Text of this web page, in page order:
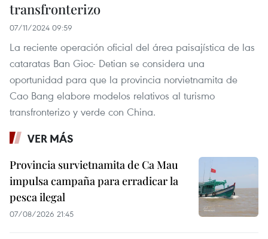
transfronterizo
07/11/2024 09:59
La reciente operación oficial del área paisajística de las
cataratas Ban Gioc- Detian se considera una
oportunidad para que la provincia norvietnamita de
Cao Bang elabore modelos relativos al turismo
transfronterizo y verde con China.
VER MÁS
Provincia survietnamita de Ca Mau
impulsa campaña para erradicar la
pesca ilegal
07/08/2026 21:45